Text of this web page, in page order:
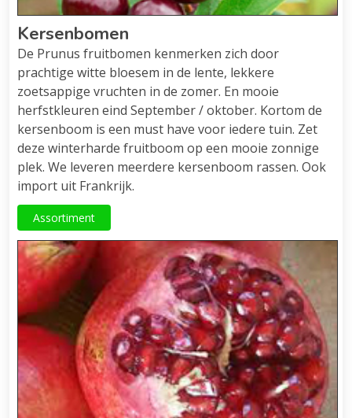
Kersenbomen
De Prunus fruitbomen kenmerken zich door
prachtige witte bloesem in de lente, lekkere
zoetsappige vruchten in de zomer. En mooie
herfstkleuren eind September / oktober. Kortom de
kersenboom is een must have voor iedere tuin. Zet
deze winterharde fruitboom op een mooie zonnige
plek. We leveren meerdere kersenboom rassen. Ook
import uit Frankrijk.
Assortiment